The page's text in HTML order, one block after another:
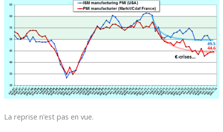
La reprise n’est pas en vue.